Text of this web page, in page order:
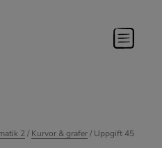
2/Kurvor & grafer/ Uppgift 45